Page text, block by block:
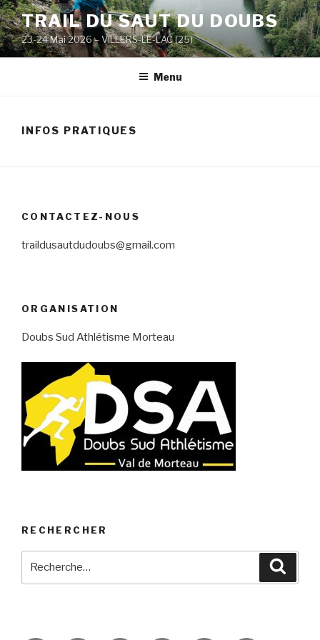
TRAIL DU SAUT DU DOUBS
23-24 Mai 2026 – VILLERS-LE-LAC (25)
Menu
INFOS PRATIQUES
CONTACTEZ-NOUS
traildusautdudoubs@gmail.com
ORGANISATION
Doubs Sud Athlétisme Morteau
RECHERCHER